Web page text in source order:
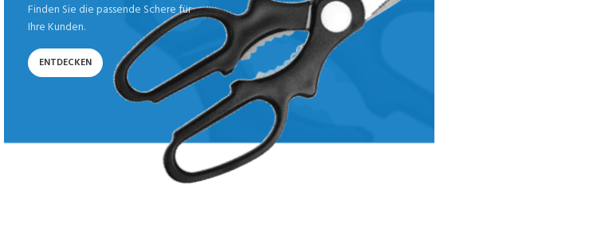
Finden Sie die passende Schere für
Ihre Kunden.
ENTDECKEN